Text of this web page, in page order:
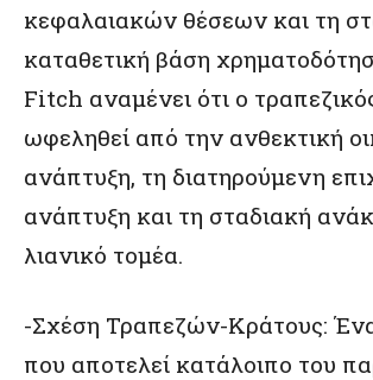
κεφαλαιακών θέσεων και τη
καταθετική βάση
Fitch αναμένει ότι ο
ωφεληθεί από την ανθεκτική
ανάπτυξη, τη διατηρούμενη
ανάπτυξη και τη σταδιακή
λιανικό τομέα.
-Σχέση Τραπεζών-Κράτους:
που αποτελεί κατάλοιπο του